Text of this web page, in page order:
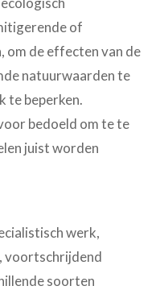
of
om de effecten van de
natuurwaarden te
te beperken.
bedoeld om te te
juist worden
werk,
voortschrijdend
soorten